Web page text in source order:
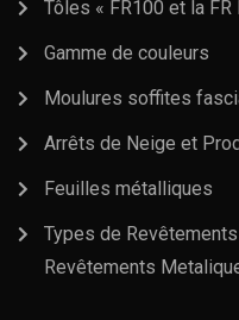
Tôles « FR100 et la FR
Gamme de couleurs
Moulures soffites
Arrêts de Neige et
Feuilles métalliques
Types de
Revêtements